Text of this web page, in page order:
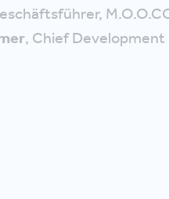
, Chief